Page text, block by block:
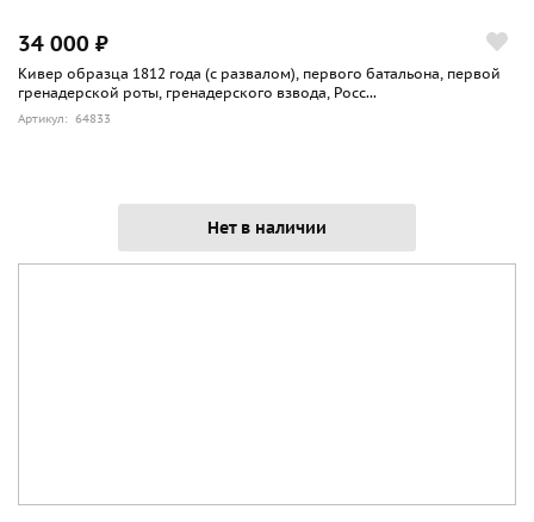
34 000 ₽
Кивер образца 1812 года (с развалом), первого батальона, первой
гренадерской роты, гренадерского взвода, Росс...
Артикул: 64833
Нет в наличии